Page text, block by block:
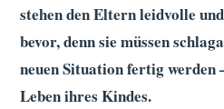
stehen den Eltern leidvolle
bevor, denn sie müssen
neuen Situation fertig werden
Leben ihres Kindes.